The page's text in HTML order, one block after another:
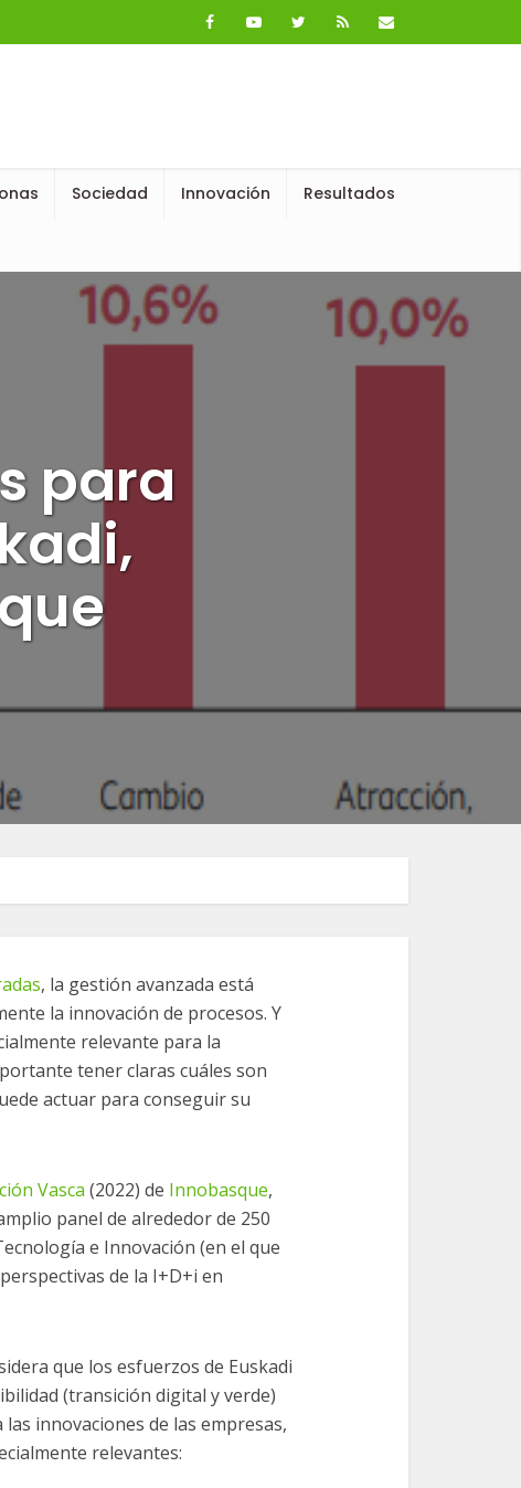
Sociedad Innovación Resultados
para
, la gestión avanzada está
la innovación de procesos. Y
relevante para la
tener claras cuáles son
actuar para conseguir su
Vasca (2022) de Innobasque,
panel de alrededor de 250
e Innovación (en el que
de la I+D+i en
que los esfuerzos de Euskadi
(transición digital y verde)
innovaciones de las empresas,
relevantes: